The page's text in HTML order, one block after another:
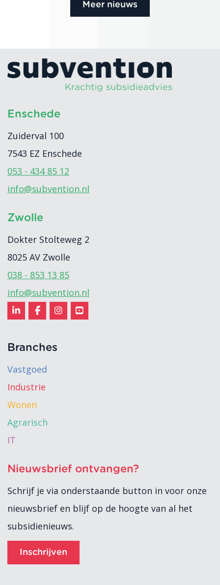
Meer nieuws
Enschede
Zuiderval 100
7543 EZ Enschede
053 - 434 85 12
info@subvention.nl
Zwolle
Dokter Stolteweg 2
8025 AV Zwolle
038 - 853 13 85
info@subvention.nl
Branches
Vastgoed
Industrie
Wonen
Agrarisch
IT
Nieuwsbrief ontvangen?
Schrijf je via onderstaande button in voor onze
nieuwsbrief en blijf op de hoogte van al het
subsidienieuws.
Inschrijven